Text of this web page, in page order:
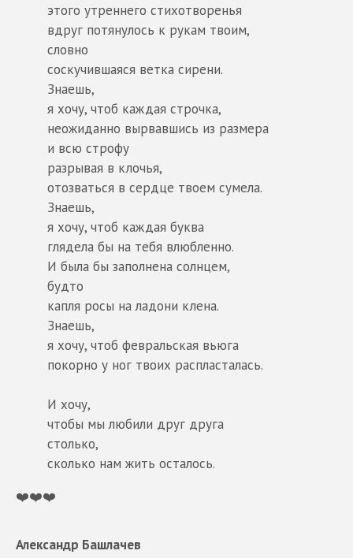
этого утреннего стихотворенья
вдруг потянулось к рукам твоим,
словно
соскучившаяся ветка сирени.
Знаешь,
я хочу, чтоб каждая строчка,
неожиданно вырвавшись из размера
и всю строфу
разрывая в клочья,
отозваться в сердце твоем сумела.
Знаешь,
я хочу, чтоб каждая буква
глядела бы на тебя влюбленно.
И была бы заполнена солнцем,
будто
капля росы на ладони клена.
Знаешь,
я хочу, чтоб февральская вьюга
покорно у ног твоих распласталась.
И хочу,
чтобы мы любили друг друга
столько,
сколько нам жить осталось.
❤️❤️❤️
Александр Башлачев